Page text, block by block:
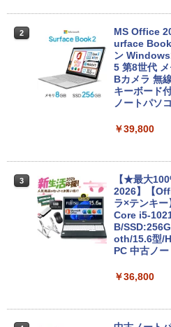
2
MS Office
urface Book
ン
5 第8世代
Bカメラ 無
キーボード
ノートパソ
￥39,800
3
【★最大
2026】【
ラ×テンキ
Core i5-
B/
oth/15.6型/
PC 中古ノ
￥36,800